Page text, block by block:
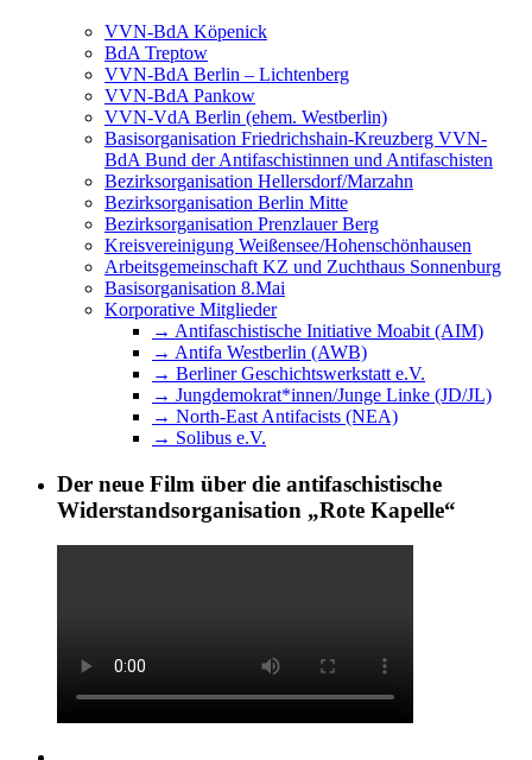
VVN-BdA Köpenick
BdA Treptow
VVN-BdA Berlin – Lichtenberg
VVN-BdA Pankow
VVN-VdA Berlin (ehem. Westberlin)
Basisorganisation Friedrichshain-Kreuzberg VVN-
BdA Bund der Antifaschistinnen und Antifaschisten
Bezirksorganisation Hellersdorf/Marzahn
Bezirksorganisation Berlin Mitte
Bezirksorganisation Prenzlauer Berg
Kreisvereinigung Weißensee/Hohenschönhausen
Arbeitsgemeinschaft KZ und Zuchthaus Sonnenburg
Basisorganisation 8.Mai
Korporative Mitglieder
→ Antifaschistische Initiative Moabit (AIM)
→ Antifa Westberlin (AWB)
→ Berliner Geschichtswerkstatt e.V.
→ Jungdemokrat*innen/Junge Linke (JD/JL)
→ North-East Antifacists (NEA)
→ Solibus e.V.
Der neue Film über die antifaschistische
Widerstandsorganisation „Rote Kapelle“